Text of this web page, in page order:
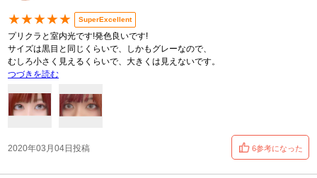
★★★★★ SuperExcellent
プリクラと室内光です!発色良いです!
サイズは黒目と同じくらいで、しかもグレーなので、
むしろ小さく見えるくらいで、大きくは見えないです。
つづきを読む
2020年03月04日投稿 6参考になった